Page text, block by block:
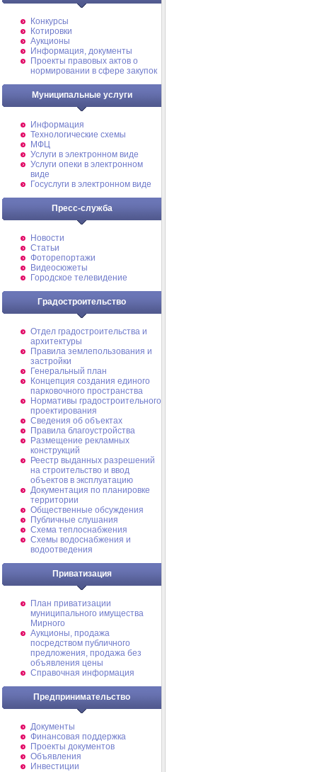
Конкурсы
Котировки
Аукционы
Информация, документы
Проекты правовых актов о
нормировании в сфере закупок
Муниципальные услуги
Информация
Технологические схемы
МФЦ
Услуги в электронном виде
Услуги опеки в электронном
виде
Госуслуги в электронном виде
Пресс-служба
Новости
Статьи
Фоторепортажи
Видеосюжеты
Городское телевидение
Градостроительство
Отдел градостроительства и
архитектуры
Правила землепользования и
застройки
Генеральный план
Концепция создания единого
парковочного пространства
Нормативы градостроительного
проектирования
Сведения об объектах
Правила благоустройства
Размещение рекламных
конструкций
Реестр выданных разрешений
на строительство и ввод
объектов в эксплуатацию
Документация по планировке
территории
Общественные обсуждения
Публичные слушания
Схема теплоснабжения
Схемы водоснабжения и
водоотведения
Приватизация
План приватизации
муниципального имущества
Мирного
Аукционы, продажа
посредством публичного
предложения, продажа без
объявления цены
Справочная информация
Предпринимательство
Документы
Финансовая поддержка
Проекты документов
Объявления
Инвестиции